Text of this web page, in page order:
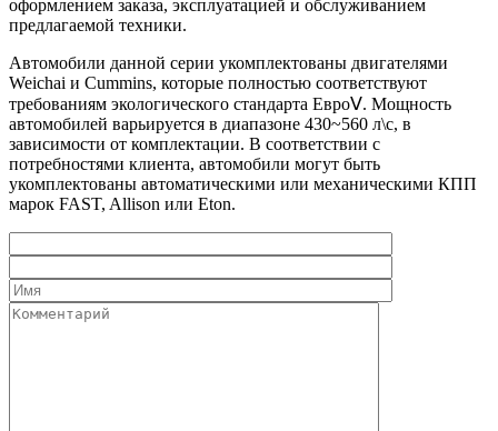
оформлением заказа, эксплуатацией и обслуживанием
предлагаемой техники.
Автомобили данной серии укомплектованы двигателями
Weichai и Cummins, которые полностью соответствуют
требованиям экологического стандарта ЕвроⅤ. Мощность
автомобилей варьируется в диапазоне 430~560 л\с, в
зависимости от комплектации. В соответствии с
потребностями клиента, автомобили могут быть
укомплектованы автоматическими или механическими КПП
марок FAST, Allison или Eton.